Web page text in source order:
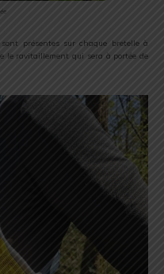
présentes sur chaque bretelle à
le ravitaillement qui sera à portée de